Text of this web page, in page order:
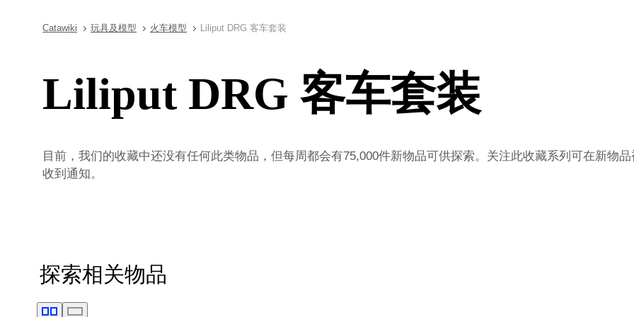
Catawiki 玩具及模型 火车模型 Liliput DRG 客车套装
Liliput DRG 客车套装
目前，我们的收藏中还没有任何此类物品，但每周都会有75,000件新物品可供探索。关注此收藏系列可在新物
收到通知。
探索相关物品